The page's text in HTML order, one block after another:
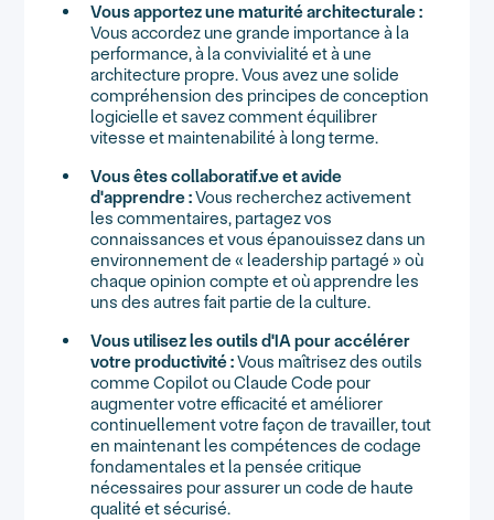
Vous apportez une maturité architecturale :
Vous accordez une grande importance à la
performance, à la convivialité et à une
architecture propre. Vous avez une solide
compréhension des principes de conception
logicielle et savez comment équilibrer
vitesse et maintenabilité à long terme.
Vous êtes collaboratif.ve et avide
d'apprendre :Vous recherchez activement
les commentaires, partagez vos
connaissances et vous épanouissez dans un
environnement de « leadership partagé » où
chaque opinion compte et où apprendre les
uns des autres fait partie de la culture.
Vous utilisez les outils d'IA pour accélérer
votre productivité :Vous maîtrisez des outils
comme Copilot ou Claude Code pour
augmenter votre efficacité et améliorer
continuellement votre façon de travailler, tout
en maintenant les compétences de codage
fondamentales et la pensée critique
nécessaires pour assurer un code de haute
qualité et sécurisé.